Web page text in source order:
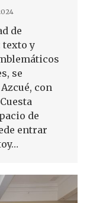
de
texto y
se
con
de
entrar